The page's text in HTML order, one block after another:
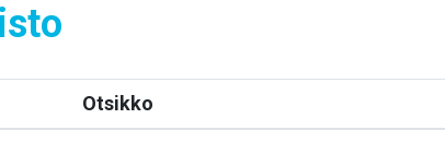
Otsikko